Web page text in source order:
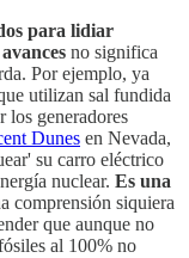
para lidiar
no significa
Por ejemplo, ya
utilizan sal fundida
los generadores
Dunes en Nevada,
su carro eléctrico
nuclear. Es una
comprensión siquiera
que aunque no
al 100% no